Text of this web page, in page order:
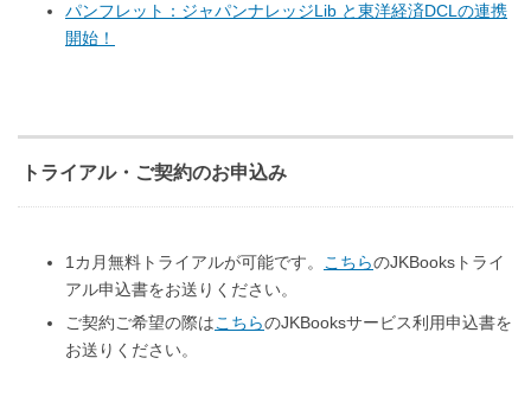
パンフレット：ジャパンナレッジLib と東洋経済DCLの連携
開始！
トライアル・ご契約のお申込み
1カ月無料トライアルが可能です。 こちらのJKBooksトライ
アル申込書をお送りください。
ご契約ご希望の際はこちらのJKBooksサービス利用申込書を
お送りください。